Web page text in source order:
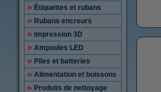
Étiquettes et rubans
Rubans encreurs
Impression 3D
Ampoules LED
Piles et batteries
Alimentation et boissons
Produits de nettoyage